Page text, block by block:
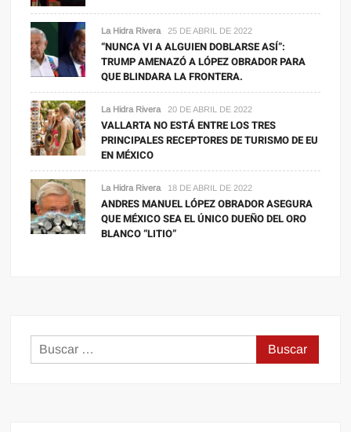
La Hidra Rivera 25 DE ABRIL DE 2022
“NUNCA VI A ALGUIEN DOBLARSE ASÍ”:
TRUMP AMENAZÓ A LÓPEZ OBRADOR PARA
QUE BLINDARA LA FRONTERA.
La Hidra Rivera 20 DE ABRIL DE 2022
VALLARTA NO ESTÁ ENTRE LOS TRES
PRINCIPALES RECEPTORES DE TURISMO DE EU
EN MÉXICO
La Hidra Rivera 18 DE ABRIL DE 2022
ANDRES MANUEL LÓPEZ OBRADOR ASEGURA
QUE MÉXICO SEA EL ÚNICO DUEÑO DEL ORO
BLANCO “LITIO”
Buscar: